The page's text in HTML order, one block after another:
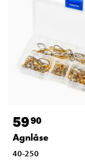
5990
Agnlåse
40-250